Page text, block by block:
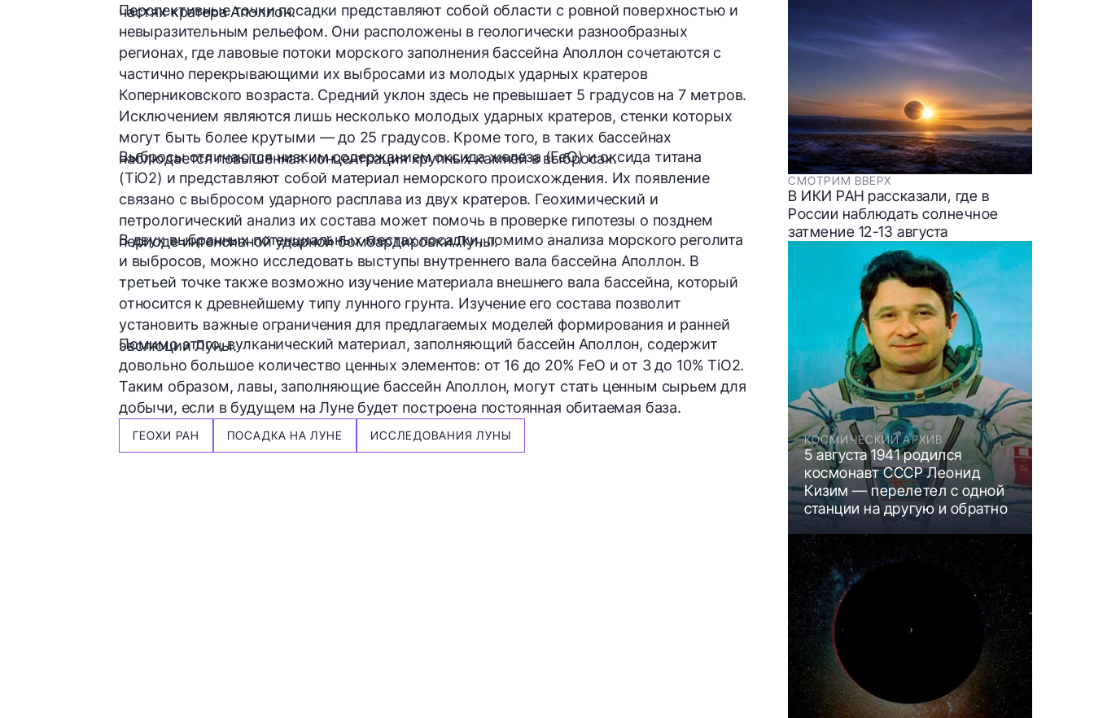
частях кратера Аполлон.
Перспективные точки посадки представляют собой области с ровной поверхностью и
невыразительным рельефом. Они расположены в геологически разнообразных
регионах, где лавовые потоки морского заполнения бассейна Аполлон сочетаются с
частично перекрывающими их выбросами из молодых ударных кратеров
Коперниковского возраста. Средний уклон здесь не превышает 5 градусов на 7 метров.
Исключением являются лишь несколько молодых ударных кратеров, стенки которых
могут быть более крутыми — до 25 градусов. Кроме того, в таких бассейнах
наблюдается повышенная концентрация крупных камней в выбросах.
Выбросы отличаются низким содержанием оксида железа (FeO) и оксида титана
(TiO2) и представляют собой материал неморского происхождения. Их появление
связано с выбросом ударного расплава из двух кратеров. Геохимический и
петрологический анализ их состава может помочь в проверке гипотезы о позднем
периоде интенсивной ударной бомбардировки Луны.
В двух выбранных потенциальных местах посадки, помимо анализа морского реголита
и выбросов, можно исследовать выступы внутреннего вала бассейна Аполлон. В
третьей точке также возможно изучение материала внешнего вала бассейна, который
относится к древнейшему типу лунного грунта. Изучение его состава позволит
установить важные ограничения для предлагаемых моделей формирования и ранней
эволюции Луны.
Помимо этого, вулканический материал, заполняющий бассейн Аполлон, содержит
довольно большое количество ценных элементов: от 16 до 20% FeO и от 3 до 10%TiO2.
Таким образом, лавы, заполняющие бассейн Аполлон, могут стать ценным сырьем для
добычи, если в будущем на Луне будет построена постоянная обитаемая база.
ГЕОХИ РАН ПОСАДКА НА ЛУНЕ ИССЛЕДОВАНИЯ ЛУНЫ
СМОТРИМ ВВЕРХ
В ИКИ РАН рассказали, где в
России наблюдать солнечное
затмение 12-13 августа
КОСМИЧЕСКИЙ АРХИВ
5 августа 1941 родился
космонавт СССР Леонид
Кизим — перелетел с одной
станции на другую и обратно